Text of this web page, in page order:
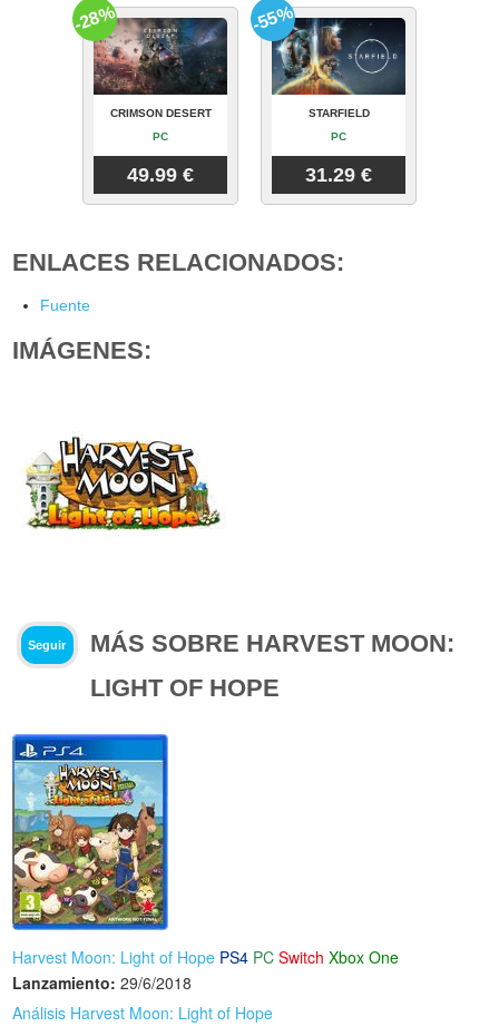
CRIMSON DESERT
PC
49.99 €
-28%
STARFIELD
PC
31.29 €
-55%
ENLACES RELACIONADOS:
Fuente
IMÁGENES:
Seguir
MÁS SOBRE HARVEST MOON:
LIGHT OF HOPE
Harvest Moon: Light of Hope PS4 PC Switch Xbox One
Lanzamiento: 29/6/2018
Análisis Harvest Moon: Light of Hope